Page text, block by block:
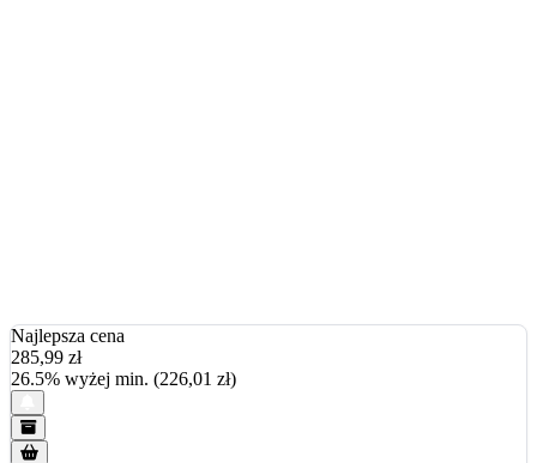
Najlepsza cena
285,99 zł
26.5% wyżej min. (226,01 zł)